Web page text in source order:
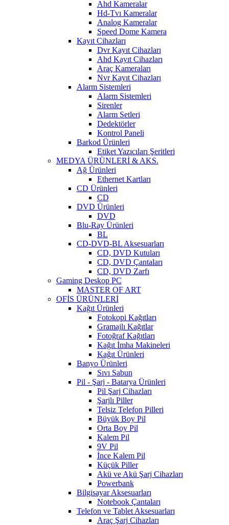
Ahd Kameralar
Hd-Tvı Kameralar
Analog Kameralar
Speed Dome Kamera
Kayıt Cihazları
Dvr Kayıt Cihazları
Ahd Kayıt Cihazları
Araç Kameraları
Nvr Kayıt Cihazları
Alarm Sistemleri
Alarm Sistemleri
Sirenler
Alarm Setleri
Dedektörler
Kontrol Paneli
Barkod Ürünleri
Etiket Yazıcıları Şeritleri
MEDYA ÜRÜNLERİ & AKS.
Ağ Ürünleri
Ethernet Kartları
CD Ürünleri
CD
DVD Ürünleri
DVD
Blu-Ray Ürünleri
BL
CD-DVD-BL Aksesuarları
CD, DVD Kutuları
CD, DVD Çantaları
CD, DVD Zarfı
Gaming Deskop PC
MASTER OF ART
OFİS ÜRÜNLERİ
Kağıt Ürünleri
Fotokopi Kağıtları
Gramajlı Kağıtlar
Fotoğraf Kağıtları
Kağıt İmha Makineleri
Kağıt Ürünleri
Banyo Ürünleri
Sıvı Sabun
Pil - Şarj - Batarya Ürünleri
Pil Şarj Cihazları
Şarjlı Piller
Telsiz Telefon Pilleri
Büyük Boy Pil
Orta Boy Pil
Kalem Pil
9V Pil
İnce Kalem Pil
Küçük Piller
Akü ve Akü Şarj Cihazları
Powerbank
Bilgisayar Aksesuarları
Notebook Çantaları
Telefon ve Tablet Aksesuarları
Araç Şarj Cihazları